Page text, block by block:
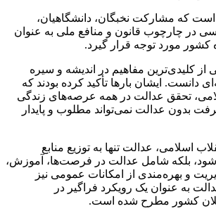
که مشارکت نخبگان، دانشگاهیان،
در چارچوب قانون و منافع ملی به عنوان
کشور مورد توجه قرار گیرد.
از کلیدی‌ترین مفاهیم در اندیشه و سیره
دانست. ایشان بارها تأکید کرده‌ بودند که
تحقق عدالت در همه عرصه‌های زندگی
بدون عدالت نمی‌تواند مطلوب و پایدار
اسلامی، عدالت تنها به توزیع منابع
بلکه شامل عدالت در فرصت‌ها، آموزش،
و بهره‌مندی از امکانات عمومی نیز
به عنوان یک رویکرد فراگیر در
کشور مطرح شده است.